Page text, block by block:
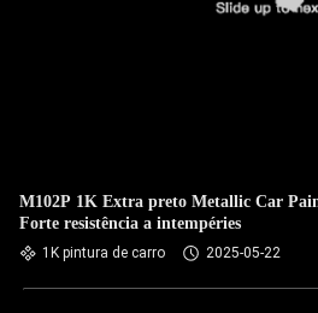
M102P 1K Extra preto Metallic Car
Forte resistência a intempéries
1K pintura de carro 2025-05-22